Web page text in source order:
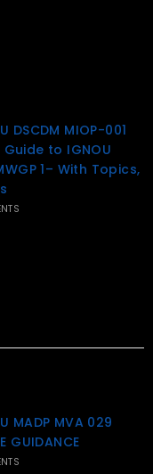
DSCDM MIOP-001
to IGNOU
1– With Topics,
MADP MVA 029
GUIDANCE